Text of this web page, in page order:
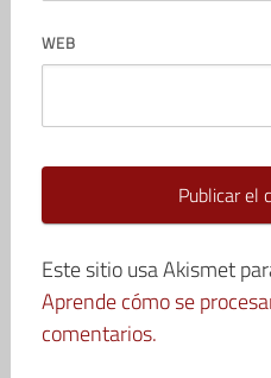
WEB
Este sitio usa Akismet
Aprende cómo se
comentarios.